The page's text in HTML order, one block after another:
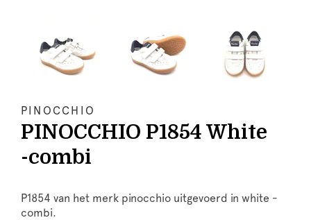
PINOCCHIO
PINOCCHIO P1854 White
-combi
P1854 van het merk pinocchio uitgevoerd in white -
combi.